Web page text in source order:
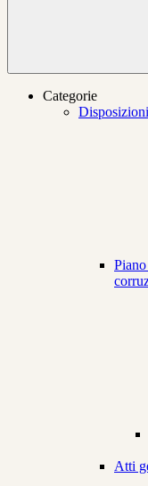
Categorie
Atti